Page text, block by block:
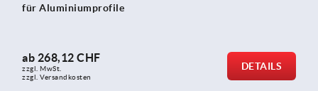
für Aluminiumprofile
ab 268,12 CHF
zzgl. MwSt.
zzgl. Versandkosten
DETAILS